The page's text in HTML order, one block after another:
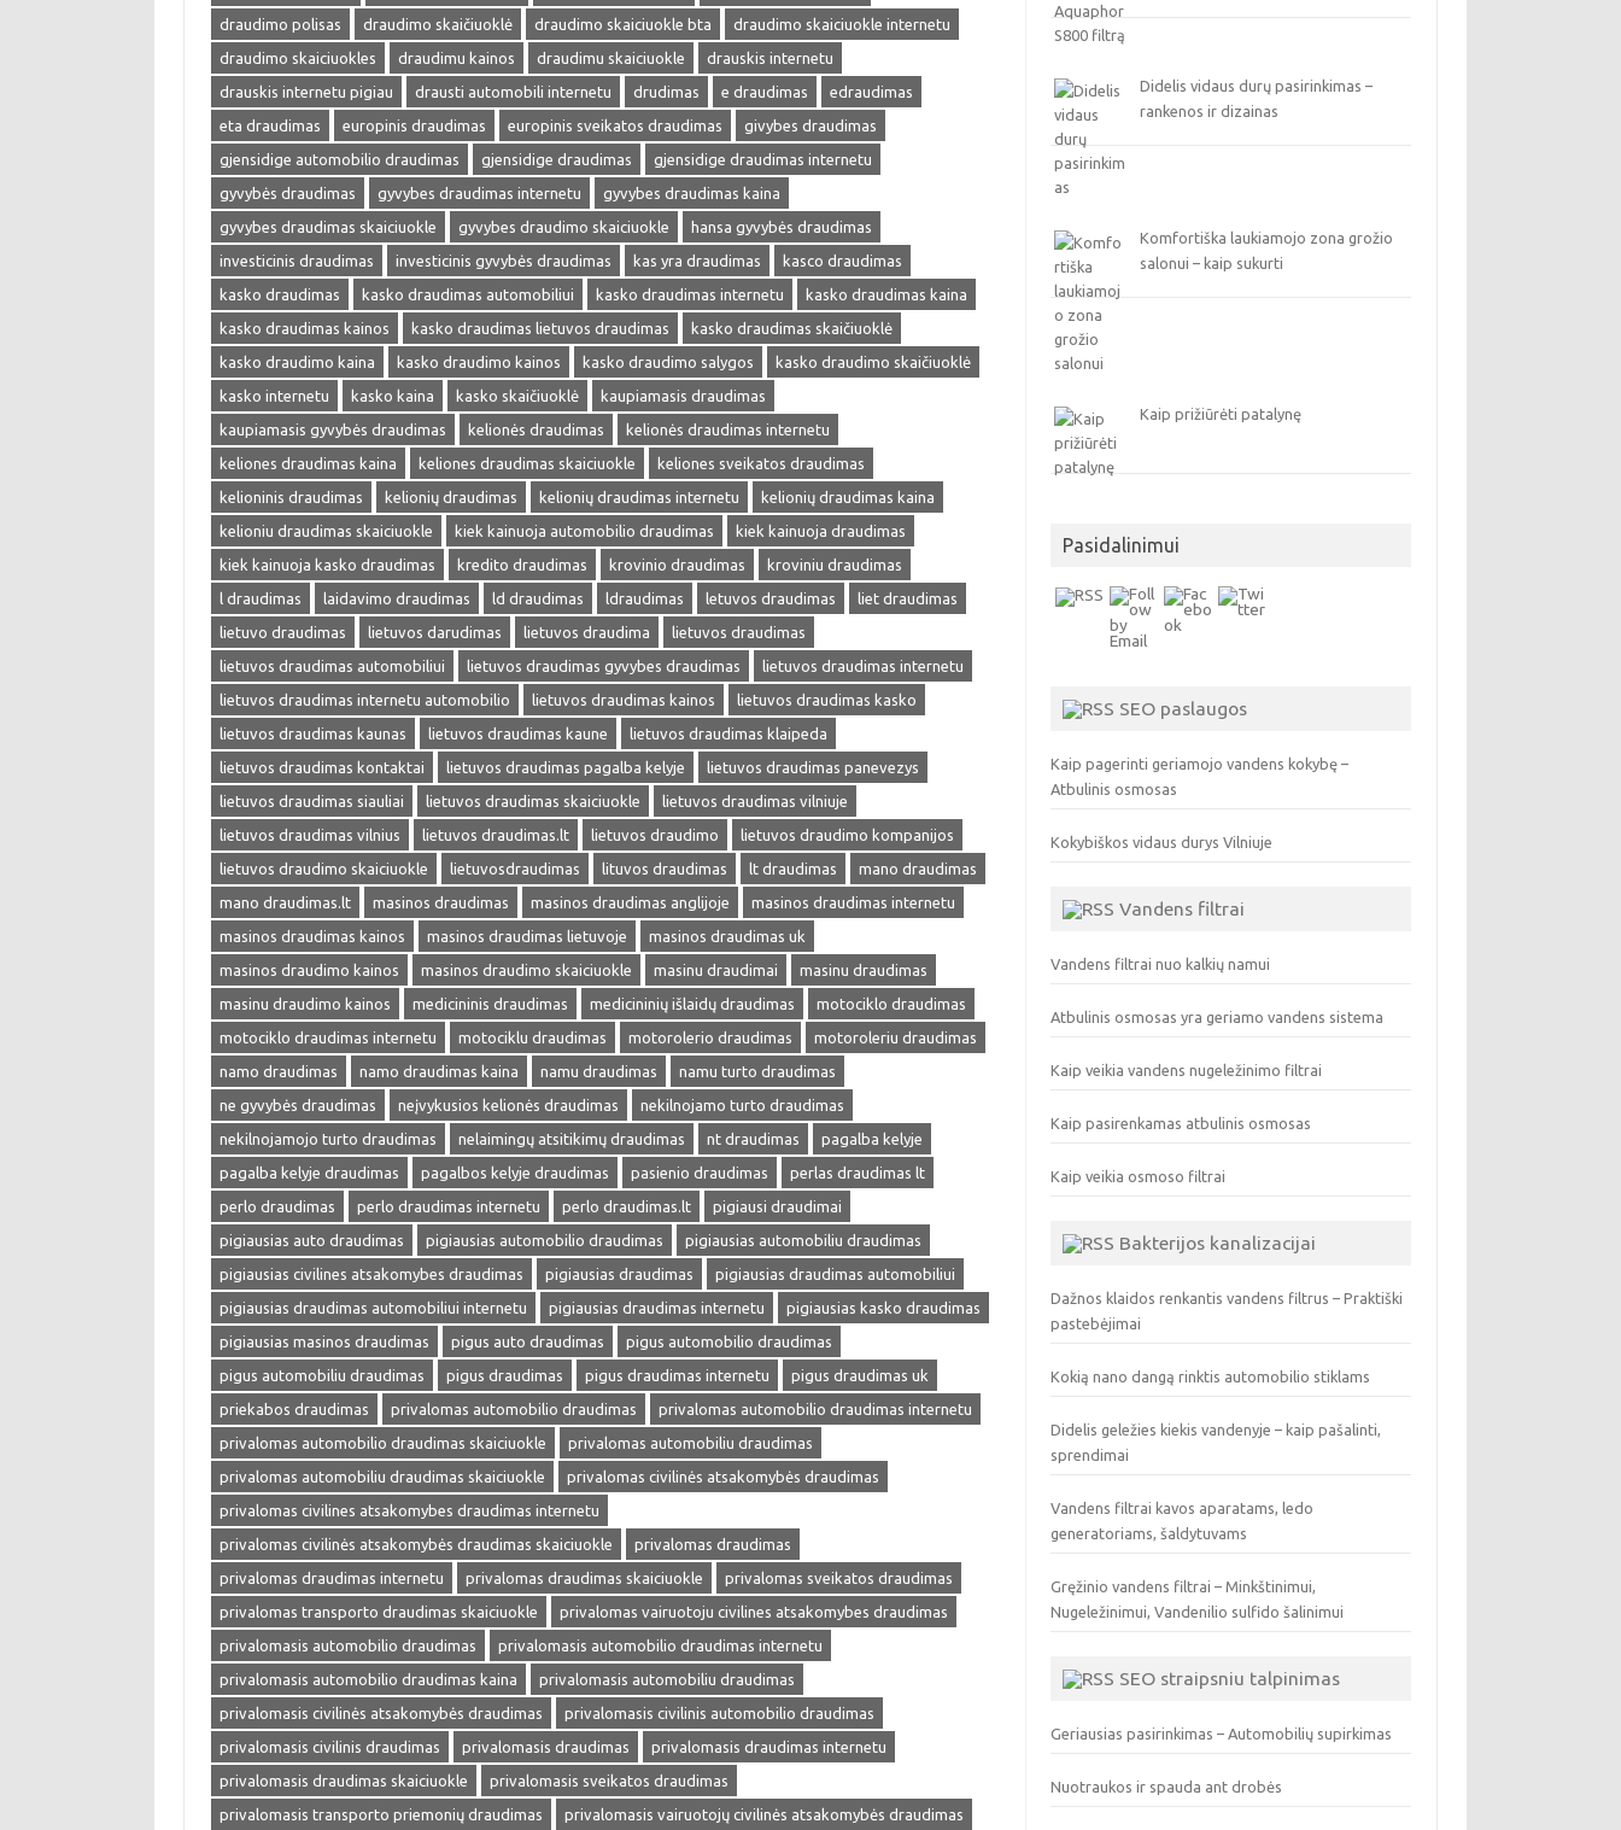
draudimo polisas
draudimo skaičiuoklė draudimo skaiciuokle bta
draudimo skaiciuokle internetu
draudimo skaiciuokles
draudimu kainos draudimu skaiciuokle
drauskis internetu
drauskis internetu pigiau
drausti automobili internetu drudimas e draudimas
edraudimas
eta draudimas
europinis draudimas europinis sveikatos draudimas
givybes draudimas
gjensidige automobilio draudimas
gjensidige draudimas
gjensidige draudimas internetu
gyvybės draudimas
gyvybes draudimas internetu
gyvybes draudimas kaina
gyvybes draudimas skaiciuokle
gyvybes draudimo skaiciuokle
hansa gyvybės draudimas
investicinis draudimas
investicinis gyvybės draudimas kas yra draudimas
kasco draudimas
kasko draudimas
kasko draudimas automobiliui kasko draudimas internetu
kasko draudimas kaina
kasko draudimas kainos
kasko draudimas lietuvos draudimas
kasko draudimas skaičiuoklė
kasko draudimo kaina
kasko draudimo kainos kasko draudimo salygos
kasko draudimo skaičiuoklė
kasko internetu
kasko kaina kasko skaičiuoklė
kaupiamasis draudimas
kaupiamasis gyvybės draudimas
kelionės draudimas
kelionės draudimas internetu
keliones draudimas kaina
keliones draudimas skaiciuokle
keliones sveikatos draudimas
kelioninis draudimas
kelionių draudimas kelionių draudimas internetu
kelionių draudimas kaina
kelioniu draudimas skaiciuokle
kiek kainuoja automobilio draudimas
kiek kainuoja draudimas
kiek kainuoja kasko draudimas
kredito draudimas krovinio draudimas
kroviniu draudimas
l draudimas
laidavimo draudimas ld draudimas ldraudimas letuvos draudimas
liet draudimas
lietuvo draudimas
lietuvos darudimas lietuvos draudima
lietuvos draudimas
lietuvos draudimas automobiliui
lietuvos draudimas gyvybes draudimas
lietuvos draudimas internetu
lietuvos draudimas internetu automobilio
lietuvos draudimas kainos
lietuvos draudimas kasko
lietuvos draudimas kaunas
lietuvos draudimas kaune
lietuvos draudimas klaipeda
lietuvos draudimas kontaktai
lietuvos draudimas pagalba kelyje
lietuvos draudimas panevezys
lietuvos draudimas siauliai
lietuvos draudimas skaiciuokle
lietuvos draudimas vilniuje
lietuvos draudimas vilnius
lietuvos draudimas.lt lietuvos draudimo
lietuvos draudimo kompanijos
lietuvos draudimo skaiciuokle
lietuvosdraudimas lituvos draudimas lt draudimas
mano draudimas
mano draudimas.lt
masinos draudimas masinos draudimas anglijoje
masinos draudimas internetu
masinos draudimas kainos
masinos draudimas lietuvoje
masinos draudimas uk
masinos draudimo kainos
masinos draudimo skaiciuokle masinu draudimai
masinu draudimas
masinu draudimo kainos
medicininis draudimas medicininių išlaidų draudimas
motociklo draudimas
motociklo draudimas internetu
motociklu draudimas motorolerio draudimas
motoroleriu draudimas
namo draudimas
namo draudimas kaina namu draudimas
namu turto draudimas
ne gyvybės draudimas
neįvykusios kelionės draudimas
nekilnojamo turto draudimas
nekilnojamojo turto draudimas
nelaimingų atsitikimų draudimas nt draudimas
pagalba kelyje
pagalba kelyje draudimas
pagalbos kelyje draudimas pasienio draudimas
perlas draudimas lt
perlo draudimas
perlo draudimas internetu perlo draudimas.lt
pigiausi draudimai
pigiausias auto draudimas
pigiausias automobilio draudimas
pigiausias automobiliu draudimas
pigiausias civilines atsakomybes draudimas
pigiausias draudimas
pigiausias draudimas automobiliui
pigiausias draudimas automobiliui internetu
pigiausias draudimas internetu
pigiausias kasko draudimas
pigiausias masinos draudimas
pigus auto draudimas
pigus automobilio draudimas
pigus automobiliu draudimas
pigus draudimas pigus draudimas internetu
pigus draudimas uk
priekabos draudimas
privalomas automobilio draudimas
privalomas automobilio draudimas internetu
privalomas automobilio draudimas skaiciuokle
privalomas automobiliu draudimas
privalomas automobiliu draudimas skaiciuokle
privalomas civilinės atsakomybės draudimas
privalomas civilines atsakomybes draudimas internetu
privalomas civilinės atsakomybės draudimas skaiciuokle
privalomas draudimas
privalomas draudimas internetu
privalomas draudimas skaiciuokle
privalomas sveikatos draudimas
privalomas transporto draudimas skaiciuokle
privalomas vairuotoju civilines atsakomybes draudimas
privalomasis automobilio draudimas
privalomasis automobilio draudimas internetu
privalomasis automobilio draudimas kaina
privalomasis automobiliu draudimas
privalomasis civilinės atsakomybės draudimas
privalomasis civilinis automobilio draudimas
privalomasis civilinis draudimas
privalomasis draudimas
privalomasis draudimas internetu
privalomasis draudimas skaiciuokle
privalomasis sveikatos draudimas
privalomasis transporto priemonių draudimas
privalomasis vairuotojų civilinės atsakomybės draudimas
Didelis vidaus durų pasirinkimas –
rankenos ir dizainas
Komfortiška laukiamojo zona grožio
salonui – kaip sukurti
Kaip prižiūrėti patalynę
Pasidalinimui
SEO paslaugos
Kaip pagerinti geriamojo vandens kokybę –
Atbulinis osmosas
Kokybiškos vidaus durys Vilniuje
Vandens filtrai
Vandens filtrai nuo kalkių namui
Atbulinis osmosas yra geriamo vandens sistema
Kaip veikia vandens nugeležinimo filtrai
Kaip pasirenkamas atbulinis osmosas
Kaip veikia osmoso filtrai
Bakterijos kanalizacijai
Dažnos klaidos renkantis vandens filtrus – Praktiški
pastebėjimai
Kokią nano dangą rinktis automobilio stiklams
Didelis geležies kiekis vandenyje – kaip pašalinti,
sprendimai
Vandens filtrai kavos aparatams, ledo
generatoriams, šaldytuvams
Gręžinio vandens filtrai – Minkštinimui,
Nugeležinimui, Vandenilio sulfido šalinimui
SEO straipsniu talpinimas
Geriausias pasirinkimas – Automobilių supirkimas
Nuotraukos ir spauda ant drobės